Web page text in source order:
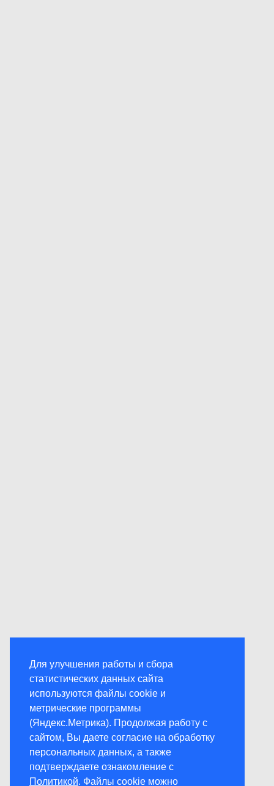
Для улучшения работы и сбора
статистических данных сайта
используются файлы cookie и
метрические программы
(Яндекс.Метрика). Продолжая работу с
сайтом, Вы даете согласие на обработку
персональных данных, а также
подтверждаете ознакомление с
Политикой. Файлы cookie можно